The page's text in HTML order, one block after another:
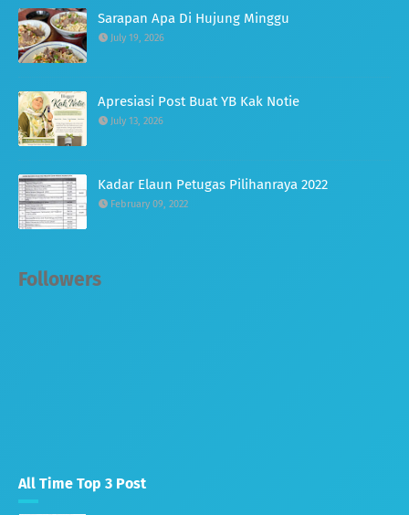
Sarapan Apa Di Hujung Minggu
July 19, 2026
Apresiasi Post Buat YB Kak Notie
July 13, 2026
Kadar Elaun Petugas Pilihanraya 2022
February 09, 2022
Followers
All Time Top 3 Post